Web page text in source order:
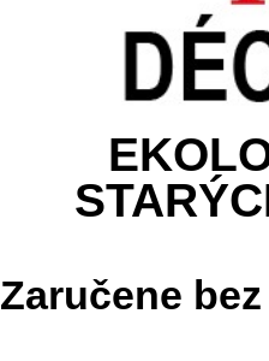
Zaručene